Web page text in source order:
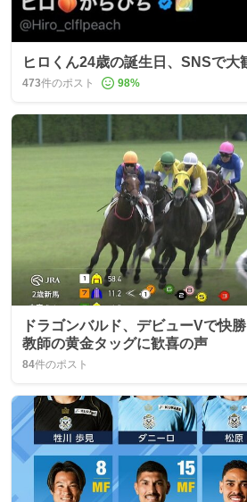
ヒロくん24歳の誕生日、SNSで大
473件のポスト 98%
ドラゴンバルド、デビューVで快
教師の黄金タッグに歓喜の声
84件のポスト